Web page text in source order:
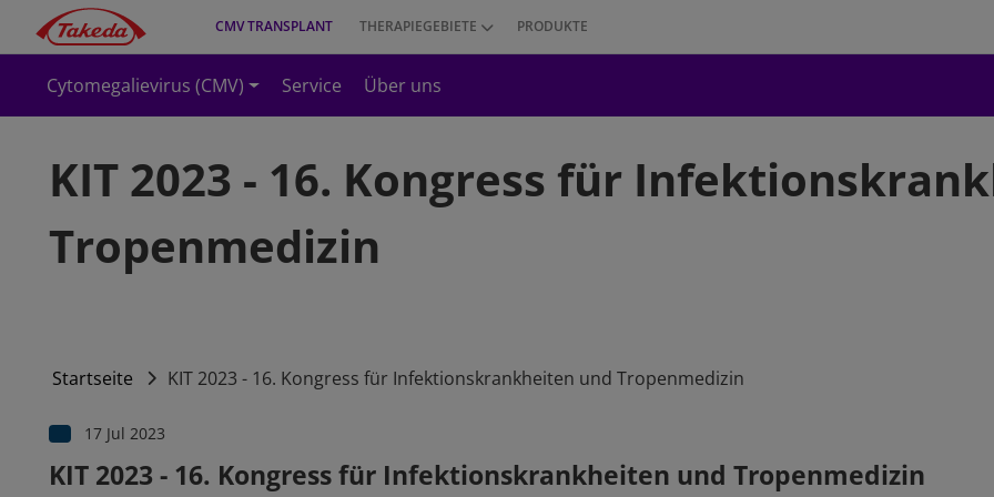
Direkt zum Inhalt
Media Top menu
CMV TRANSPLANT THERAPIEGEBIETE PRODUKTE
Main navigation
Cytomegalievirus (CMV) Service Über uns
KIT 2023 - 16. Kongress für
Tropenmedizin
Startseite KIT 2023 - 16. Kongress für Infektionskrankheiten und Tropenmedizin
17 Jul 2023
KIT 2023 - 16. Kongress für Infektionskrankheiten und Tropenmedizin